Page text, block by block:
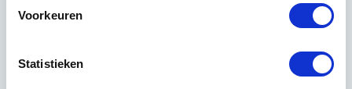
Voorkeuren
Statistieken
van professionele
kantoorstoel reiniging